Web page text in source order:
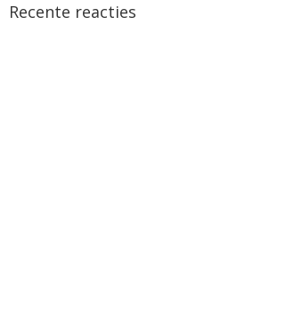
Recente reacties